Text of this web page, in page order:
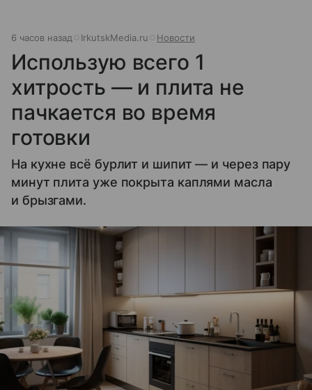
6 часов назад IrkutskMedia.ru Новости
Использую всего 1
хитрость — и плита не
пачкается во время
готовки
На кухне всё бурлит и шипит — и через пару
минут плита уже покрыта каплями масла
и брызгами.